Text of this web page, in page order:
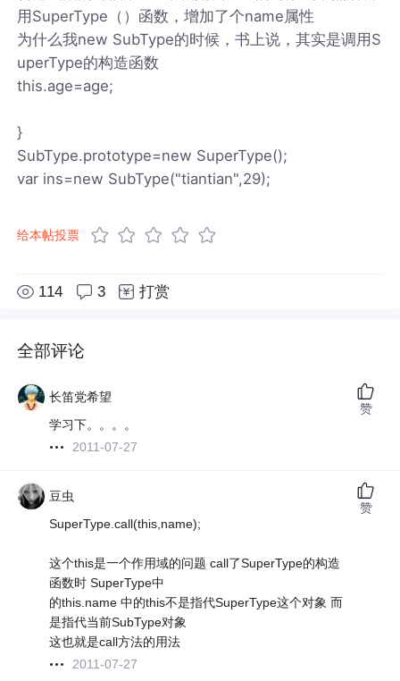
用SuperType（）函数，增加了个name属性
为什么我new SubType的时候，书上说，其实是调用S
uperType的构造函数
this.age=age;
}
SubType.prototype=new SuperType();
var ins=new SubType("tiantian",29);
给本帖投票
114 3 打赏
全部评论
长笛党希望
学习下。。。。
2011-07-27
赞
豆虫
SuperType.call(this,name);
这个this是一个作用域的问题 call了SuperType的构造
函数时 SuperType中
的this.name 中的this不是指代SuperType这个对象 而
是指代当前SubType对象
这也就是call方法的用法
2011-07-27
赞